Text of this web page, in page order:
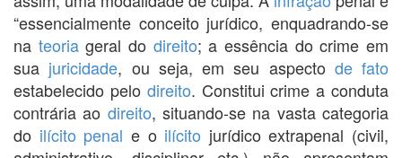
“essencialmente conceito jurídico, enquadrando-se
na teoriageral do direito; a essência do crime em
sua juricidade, ou seja, em seu aspecto de fato
estabelecido pelo direito. Constitui crime a conduta
contrária ao direito, situando-se na vasta categoria
do ilícito penal e o ilícito jurídico extrapenal (civil,